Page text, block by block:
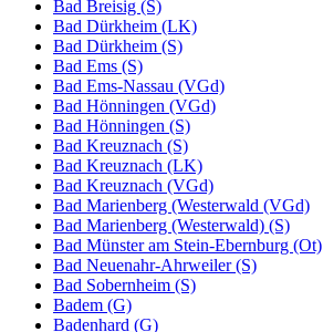
Bad Breisig (S)
Bad Dürkheim (LK)
Bad Dürkheim (S)
Bad Ems (S)
Bad Ems-Nassau (VGd)
Bad Hönningen (VGd)
Bad Hönningen (S)
Bad Kreuznach (S)
Bad Kreuznach (LK)
Bad Kreuznach (VGd)
Bad Marienberg (Westerwald (VGd)
Bad Marienberg (Westerwald) (S)
Bad Münster am Stein-Ebernburg (Ot)
Bad Neuenahr-Ahrweiler (S)
Bad Sobernheim (S)
Badem (G)
Badenhard (G)